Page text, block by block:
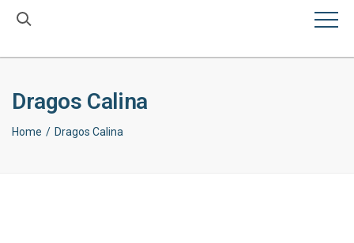
Dragos Calina
Home Dragos Calina